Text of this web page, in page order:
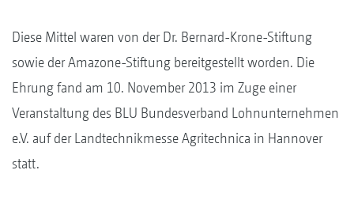
Diese Mittel waren von der Dr. Bernard-Krone-Stiftung
sowie der Amazone-Stiftung bereitgestellt worden. Die
Ehrung fand am 10. November 2013 im Zuge einer
Veranstaltung des BLU Bundesverband Lohnunternehmen
e.V. auf der Landtechnikmesse Agritechnica in Hannover
statt.